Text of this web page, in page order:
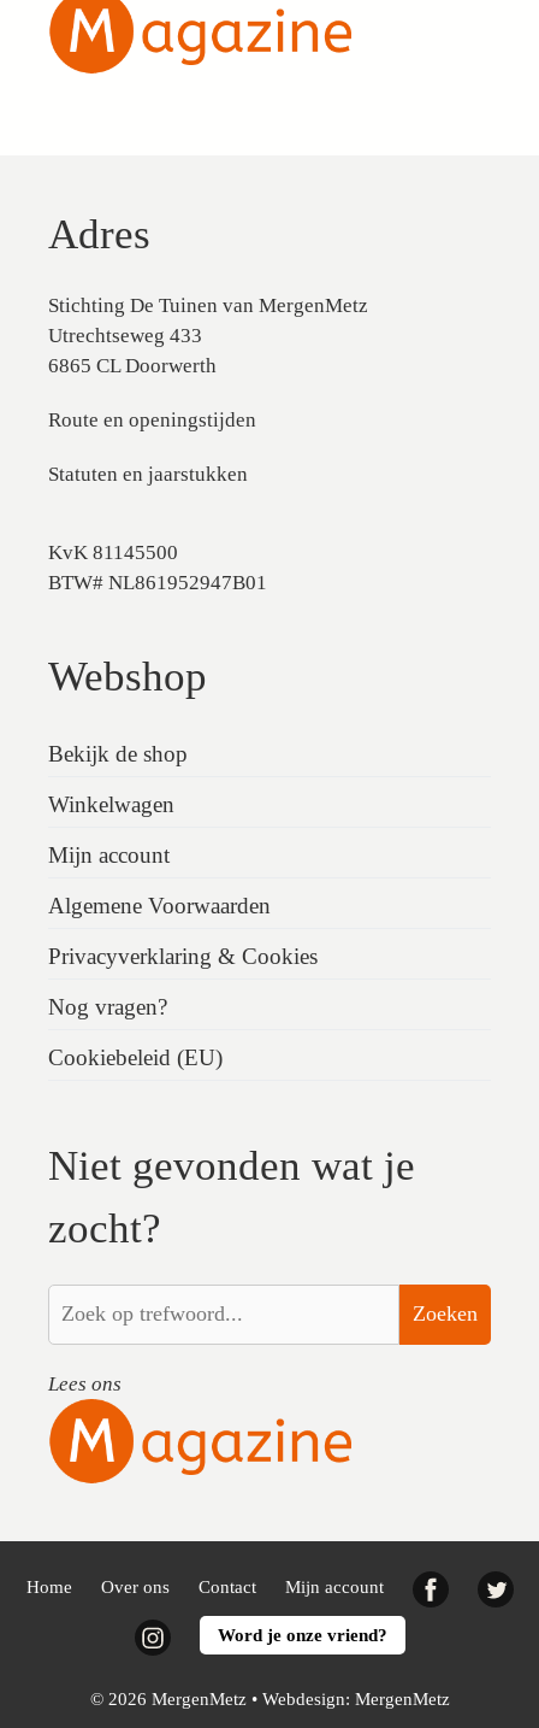
Adres
Stichting De Tuinen van MergenMetz
Utrechtseweg 433
6865 CL Doorwerth
Route en openingstijden
Statuten en jaarstukken
KvK 81145500
BTW# NL861952947B01
Webshop
Bekijk de shop
Winkelwagen
Mijn account
Algemene Voorwaarden
Privacyverklaring & Cookies
Nog vragen?
Cookiebeleid (EU)
Niet gevonden wat je
zocht?
Zoeken
Lees ons
Home Over ons Contact Mijn account Facebook
InstagramWord je onze vriend?
© 2026 MergenMetz • Webdesign: MergenMetz